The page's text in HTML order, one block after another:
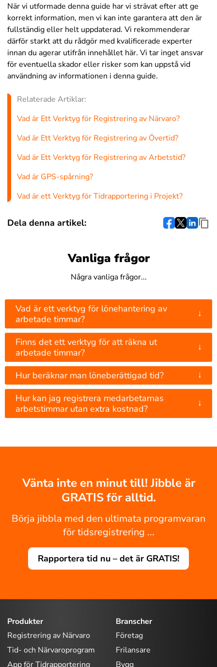
När vi utformade denna guide har vi strävat efter att ge
korrekt information, men vi kan inte garantera att den är
fullständig eller helt uppdaterad. Vi rekommenderar
därför starkt att du rådgör med kvalificerade experter
innan du agerar utifrån innehållet här. Vi tar inget ansvar
för eventuella skador eller risker som kan uppstå vid
användning av informationen i denna guide.
Relaterade Artiklar:
Vad är Ett Verktyg för Registrering av Närvaro?
Vad är Ett Verktyg för Registrering av Övertid?
Vad är Ett Verktyg för Registrering av Arbetstid?
Vad är GPS-spårning?
Vad är ett Verktyg för Tidrapportering i Projekt?
Dela denna artikel:
Vanliga frågor
Några vanliga frågor...
Vad är ett verktyg för lönehantering av
arbetade timmar?
↓
Finns det ett verktyg för att räkna ut
arbetade timmar?
↓
Hur beräknar man löneberättigad tid? ↓
Hur kan jag registrera medarbetarnas
arbetstimmar utan extra kostnad?
↓
Vänta inte en minut till! Jibble är
GRATIS för alltid.
Börja jibbla med den ultimata programvaran
för tidsregistrering ...
Rapportera tid nu – det är GRATIS!
Produkter
Registrering av Närvaro
Tid- och Närvaroprogram
App för Tidrapportering
Branscher
Företag
Frilansare
Bygg